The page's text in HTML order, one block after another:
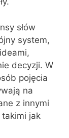
słów
system,
decyzji. W
pojęcia
na
z innymi
takimi jak